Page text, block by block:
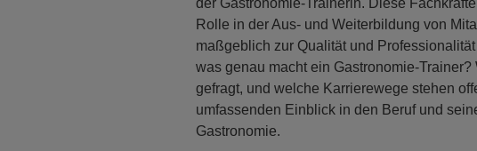
der Gastronomie-Trainerin. Diese
Rolle in der Aus- und Weiterbildung von
maßgeblich zur Qualität und
was genau macht ein Gastronomie-
gefragt, und welche Karrierewege stehen
umfassenden Einblick in den Beruf und
Gastronomie.